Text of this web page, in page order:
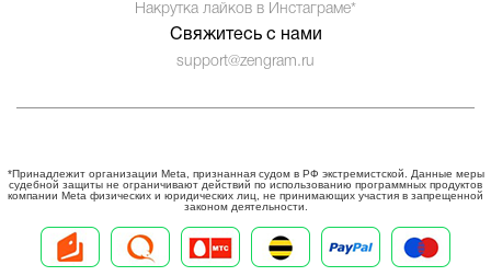
Накрутка лайков в Инстаграме*
Свяжитесь с нами
support@zengram.ru
*Принадлежит организации Meta, признанная судом в РФ экстремистской. Данные меры
судебной защиты не ограничивают действий по использованию программных продуктов
компании Meta физических и юридических лиц, не принимающих участия в запрещенной
законом деятельности.